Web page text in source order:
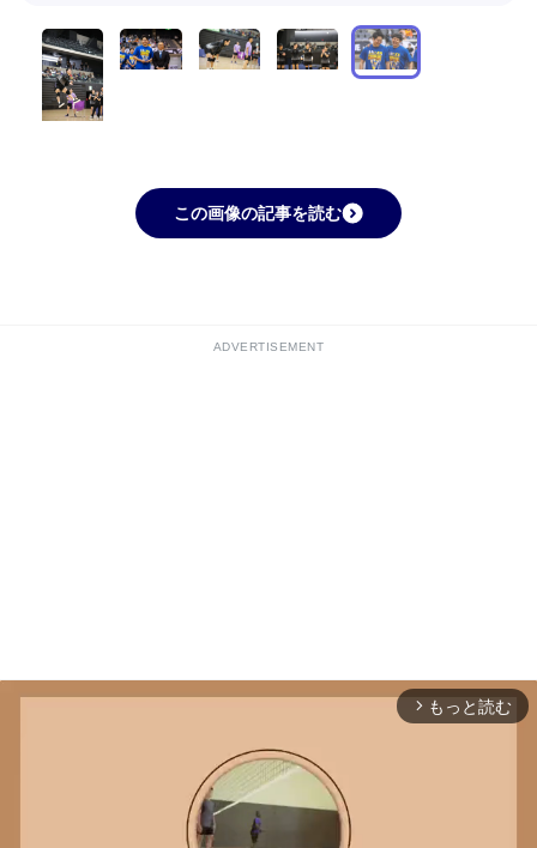
この画像の記事を読む
ADVERTISEMENT
arrow_forward_ios もっと読む